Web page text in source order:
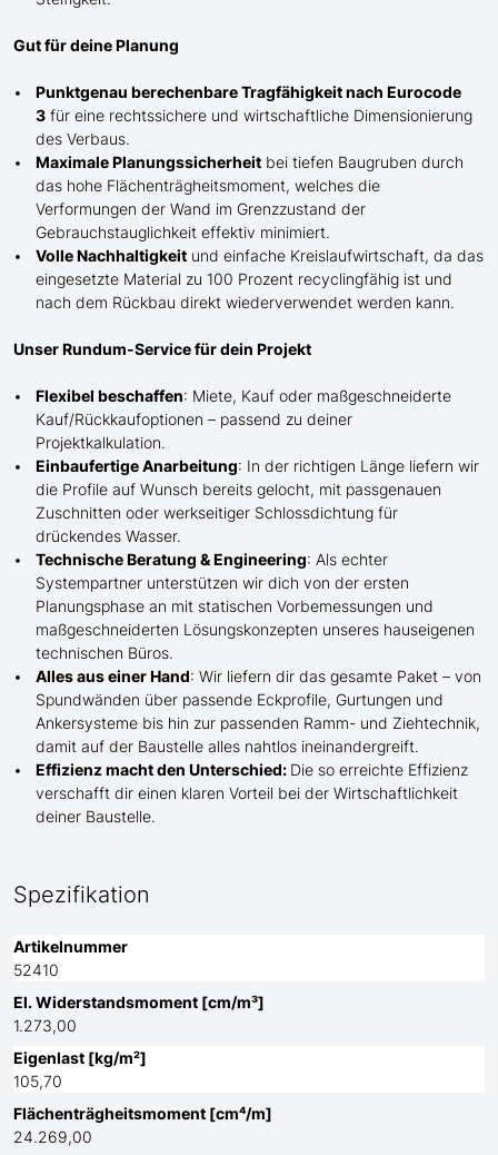
Gut für deine Planung
Punktgenau berechenbare Tragfähigkeit nach Eurocode
3 für eine rechtssichere und wirtschaftliche Dimensionierung
des Verbaus.
Maximale Planungssicherheit bei tiefen Baugruben durch
das hohe Flächenträgheitsmoment, welches die
Verformungen der Wand im Grenzzustand der
Gebrauchstauglichkeit effektiv minimiert.
Volle Nachhaltigkeit und einfache Kreislaufwirtschaft, da das
eingesetzte Material zu 100 Prozent recyclingfähig ist und
nach dem Rückbau direkt wiederverwendet werden kann.
Unser Rundum-Service für dein Projekt
Flexibel beschaffen: Miete, Kauf oder maßgeschneiderte
Kauf/Rückkaufoptionen – passend zu deiner
Projektkalkulation.
Einbaufertige Anarbeitung: In der richtigen Länge liefern wir
die Profile auf Wunsch bereits gelocht, mit passgenauen
Zuschnitten oder werkseitiger Schlossdichtung für
drückendes Wasser.
Technische Beratung & Engineering: Als echter
Systempartner unterstützen wir dich von der ersten
Planungsphase an mit statischen Vorbemessungen und
maßgeschneiderten Lösungskonzepten unseres hauseigenen
technischen Büros.
Alles aus einer Hand: Wir liefern dir das gesamte Paket – von
Spundwänden über passende Eckprofile, Gurtungen und
Ankersysteme bis hin zur passenden Ramm- und Ziehtechnik,
damit auf der Baustelle alles nahtlos ineinandergreift.
Effizienz macht den Unterschied: Die so erreichte Effizienz
verschafft dir einen klaren Vorteil bei der Wirtschaftlichkeit
deiner Baustelle.
Spezifikation
Artikelnummer
52410
El. Widerstandsmoment [cm/m³]
1.273,00
Eigenlast [kg/m²]
105,70
Flächenträgheitsmoment [cm⁴/m]
24.269,00